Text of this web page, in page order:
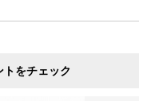
をチェック